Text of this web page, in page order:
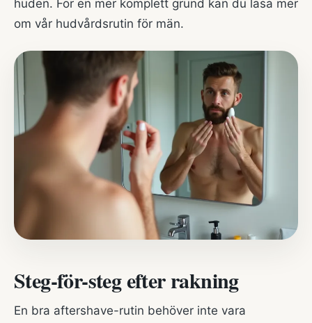
huden. För en mer komplett grund kan du läsa mer
om vår hudvårdsrutin för män.
Steg-för-steg efter rakning
En bra aftershave-rutin behöver inte vara